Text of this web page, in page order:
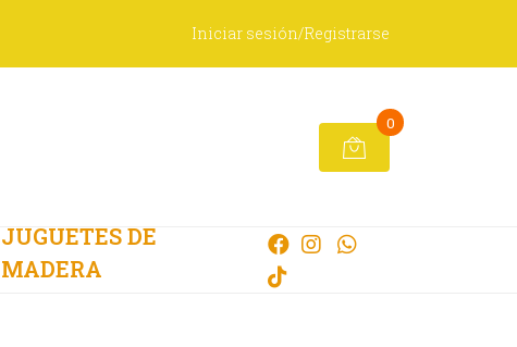
Iniciar sesión/Registrarse
0
JUGUETES DE
MADERA